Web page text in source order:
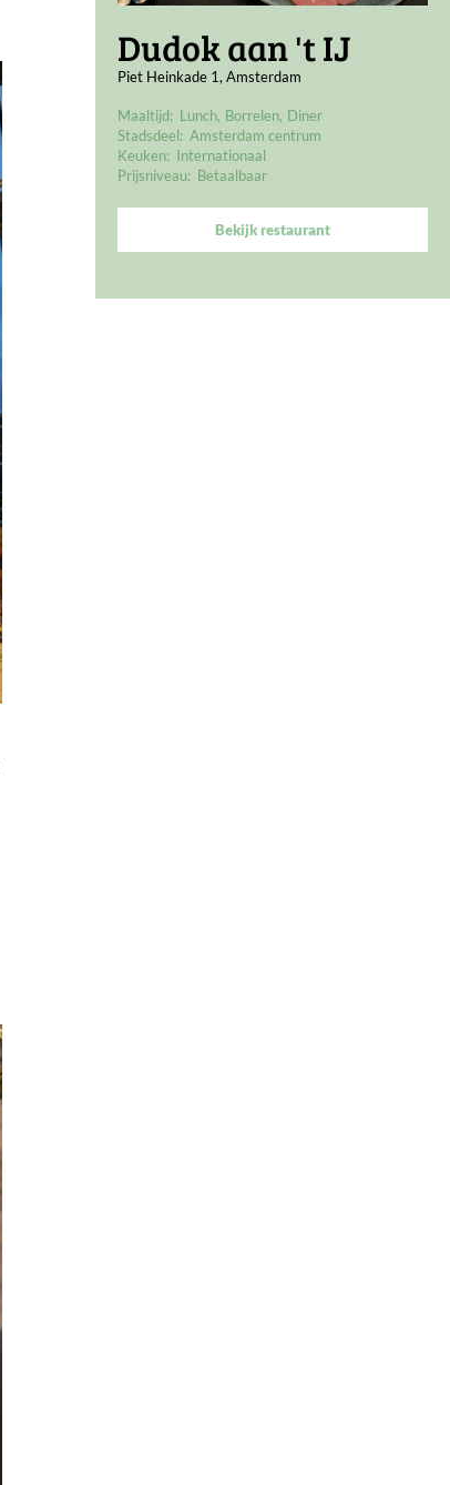
Dudok aan 't IJ
Piet Heinkade 1, Amsterdam
Maaltijd: Lunch Borrelen Diner
Stadsdeel: Amsterdam centrum
Keuken: Internationaal
Prijsniveau: Betaalbaar
Bekijk restaurant